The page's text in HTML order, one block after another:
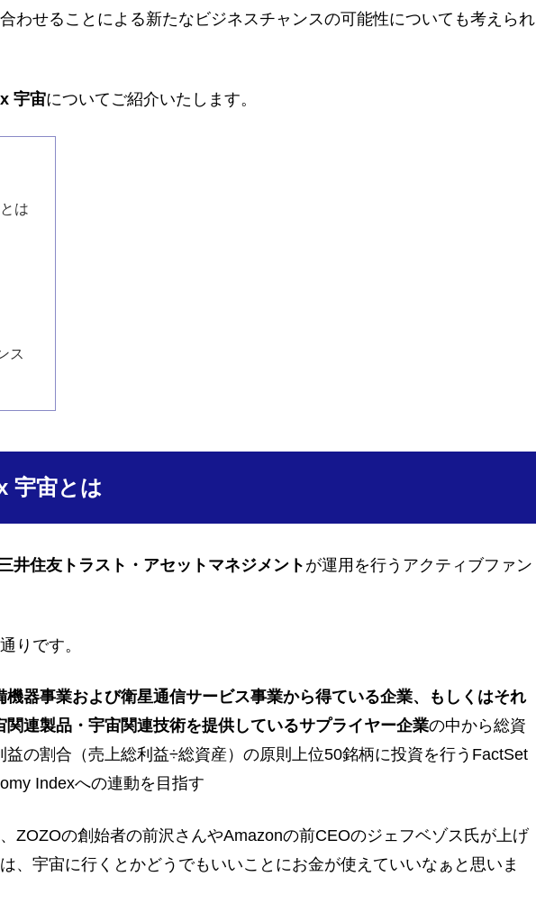
わせることによる新たなビジネスチャンスの可能性についても考えられ
宇宙についてご紹介いたします。
は
ス
宇宙とは
井住友トラスト・アセットマネジメント が運用を行うアクティブファン
りです。
機器事業および衛星通信サービス事業から得ている企業、もしくはそれ
関連製品・宇宙関連技術を提供しているサプライヤー企業の中から総資
益の割合（売上総利益÷総資産）の原則上位50銘柄に投資を行うFactSet
Indexへの連動を目指す
ZOZOの創始者の前沢さんやAmazonの前CEOのジェフベゾス氏が上げ
、宇宙に行くとかどうでもいいことにお金が使えていいなぁと思いま